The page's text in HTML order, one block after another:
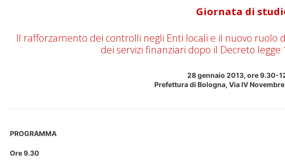
Giornata di
Il rafforzamento dei controlli negli Enti locali e il nuovo ruolo
dei servizi finanziari dopo il Decreto
28 gennaio 2013, ore 9.30-
Prefettura di Bologna, Via IV
PROGRAMMA
Ore 9.30